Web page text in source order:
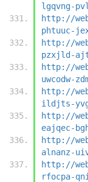
lgqvng-
http://
phtuuc-
http://
pzxjld-
http://
uwcodw-
http://
ildjts-
http://
eajqec-
http://
alnanz-
http://
rfocpa-